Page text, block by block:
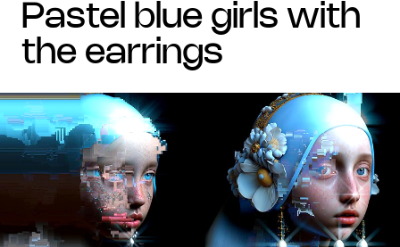
pastel blue girls with
the earrings